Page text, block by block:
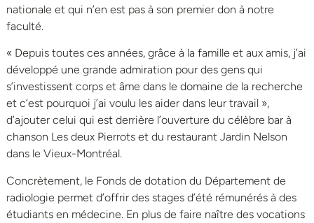
nationale et qui n’en est pas à son premier don à notre
faculté.
« Depuis toutes ces années, grâce à la famille et aux amis, j’ai
développé une grande admiration pour des gens qui
s’investissent corps et âme dans le domaine de la recherche
et c’est pourquoi j’ai voulu les aider dans leur travail »,
d’ajouter celui qui est derrière l’ouverture du célèbre bar à
chanson Les deux Pierrots et du restaurant Jardin Nelson
dans le Vieux-Montréal.
Concrètement, le Fonds de dotation du Département de
radiologie permet d’offrir des stages d’été rémunérés à des
étudiants en médecine. En plus de faire naître des vocations